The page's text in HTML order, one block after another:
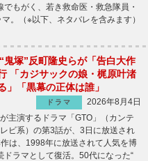
もがく、若き救命医・救急隊員・
。（※以下、ネタバレを含みます）
“鬼塚”反町隆史らが「告白大作
「カジサックの娘・梶原叶渚
」「黒幕の正体は誰」
ドラマ
2026年8月4日
主演するドラマ「GTO」（カンテ
ビ系）の第3話が、3日に放送され
は、1998年に放送されて人気を博
ラマとして復活。50代になった“